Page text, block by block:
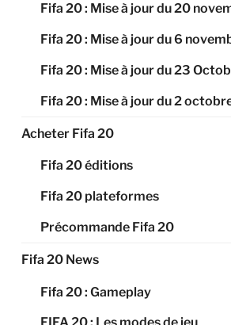
Fifa 20 : Mise à jour du 20
Fifa 20 : Mise à jour du 6
Fifa 20 : Mise à jour du 23
Fifa 20 : Mise à jour du 2
Acheter Fifa 20
Fifa 20 éditions
Fifa 20 plateformes
Précommande Fifa 20
Fifa 20 News
Fifa 20 : Gameplay